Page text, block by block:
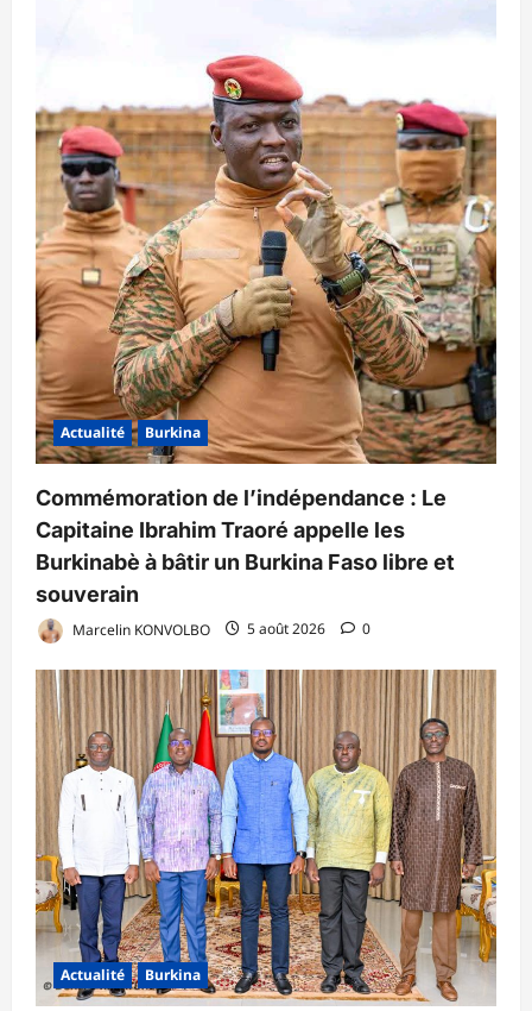
Actualité Burkina
Commémoration de l’indépendance : Le
Capitaine Ibrahim Traoré appelle les
Burkinabè à bâtir un Burkina Faso libre et
souverain
Marcelin KONVOLBO 5 août 2026 0
Actualité Burkina